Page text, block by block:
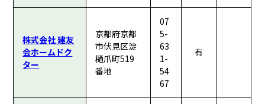
株式会社 建友
会ホームドク
ター
京都府京都
市伏見区淀
樋爪町519
番地
07
5-
63
1-
54
67
有